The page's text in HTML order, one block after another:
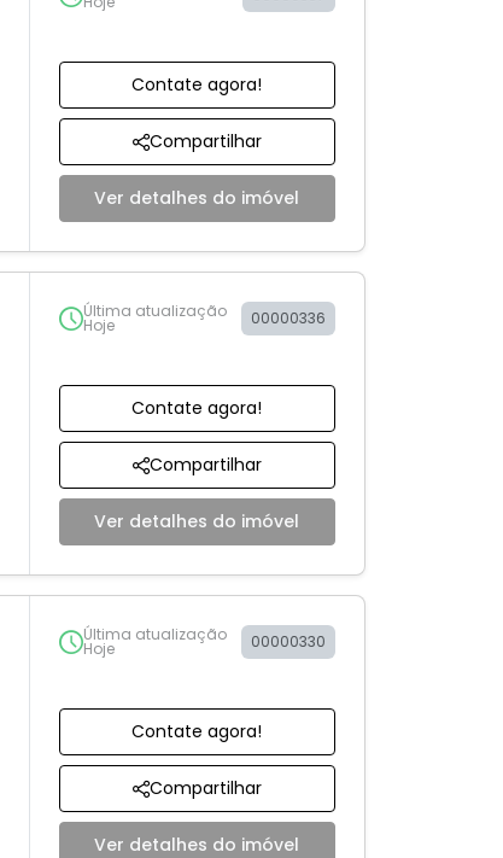
Contate agora!
Compartilhar
Ver detalhes do imóvel
Última atualização
Hoje 00000336
Contate agora!
Compartilhar
Ver detalhes do imóvel
Última atualização
Hoje 00000330
Contate agora!
Compartilhar
Ver detalhes do imóvel